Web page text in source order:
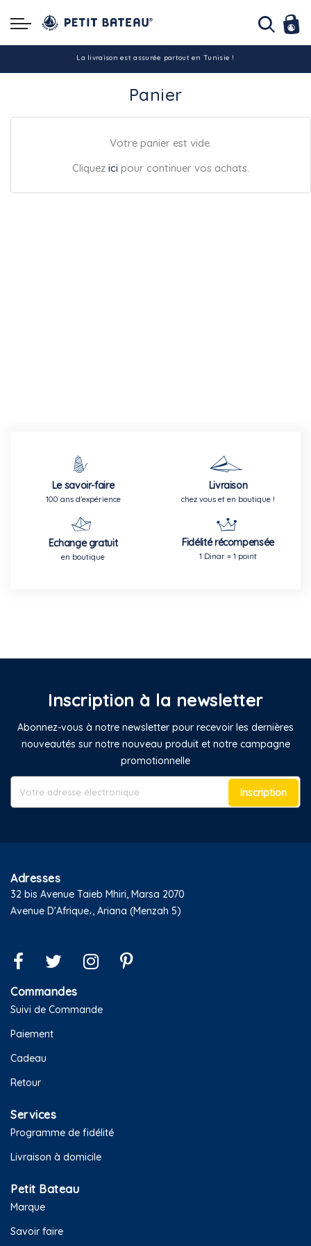
La livraison est assurée partout en Tunisie !
-10% pour tout paiement par carte bancaire (hors promo)
Panier
Votre panier est vide.
Cliquez ici pour continuer vos achats.
Le savoir-faire
100 ans d'expérience
Livraison
chez vous et en boutique !
Echange gratuit
en boutique
Fidélité récompensée
1 Dinar = 1 point
Inscription à la newsletter
Abonnez-vous à notre newsletter pour recevoir les dernières
nouveautés sur notre nouveau produit et notre campagne
promotionnelle
Inscription
Adresses
32 bis Avenue Taieb Mhiri, Marsa 2070
Avenue D'Afrique،, Ariana (Menzah 5)
Commandes
Suivi de Commande
Paiement
Cadeau
Retour
Services
Programme de fidélité
Livraison à domicile
Petit Bateau
Marque
Savoir faire